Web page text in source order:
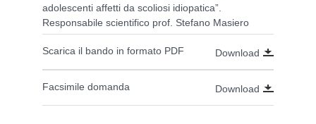
adolescenti affetti da scoliosi idiopatica”.
Responsabile scientifico prof. Stefano Masiero
Scarica il bando in formato PDF Download
Facsimile domanda Download